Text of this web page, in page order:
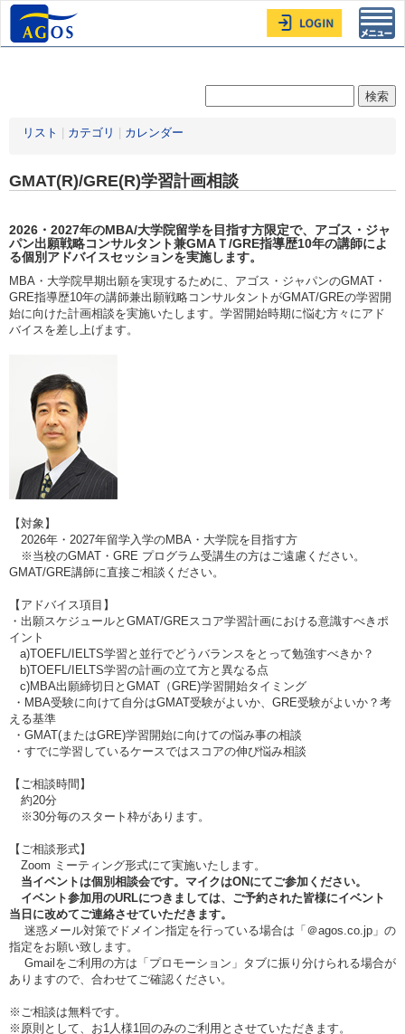
リスト カテゴリ カレンダー
GMAT(R)/GRE(R)学習計画相談
2026・2027年のMBA/大学院留学を目指す方限定で、アゴス・ジャ
パン出願戦略コンサルタント兼GMAＴ/GRE指導歴10年の講師によ
る個別アドバイスセッションを実施します。
MBA・大学院早期出願を実現するために、アゴス・ジャパンのGMAT・
GRE指導歴10年の講師兼出願戦略コンサルタントがGMAT/GREの学習開
始に向けた計画相談を実施いたします。学習開始時期に悩む方々にアド
バイスを差し上げます。
【対象】
2026年・2027年留学入学のMBA・大学院を目指す方
※当校のGMAT・GRE プログラム受講生の方はご遠慮ください。
GMAT/GRE講師に直接ご相談ください。
【アドバイス項目】
・出願スケジュールとGMAT/GREスコア学習計画における意識すべきポ
イント
a)TOEFL/IELTS学習と並行でどうバランスをとって勉強すべきか？
b)TOEFL/IELTS学習の計画の立て方と異なる点
c)MBA出願締切日とGMAT（GRE)学習開始タイミング
・MBA受験に向けて自分はGMAT受験がよいか、GRE受験がよいか？考
える基準
・GMAT(またはGRE)学習開始に向けての悩み事の相談
・すでに学習しているケースではスコアの伸び悩み相談
【ご相談時間】
約20分
※30分毎のスタート枠があります。
【ご相談形式】
Zoom ミーティング形式にて実施いたします。
当イベントは個別相談会です。マイクはONにてご参加ください。
イベント参加用のURLにつきましては、ご予約された皆様にイベント
当日に改めてご連絡させていただきます。
迷惑メール対策でドメイン指定を行っている場合は「＠agos.co.jp」の
指定をお願い致します。
Gmailをご利用の方は「プロモーション」タブに振り分けられる場合が
ありますので、合わせてご確認ください。
※ご相談は無料です。
※原則として、お1人様1回のみのご利用とさせていただきます。